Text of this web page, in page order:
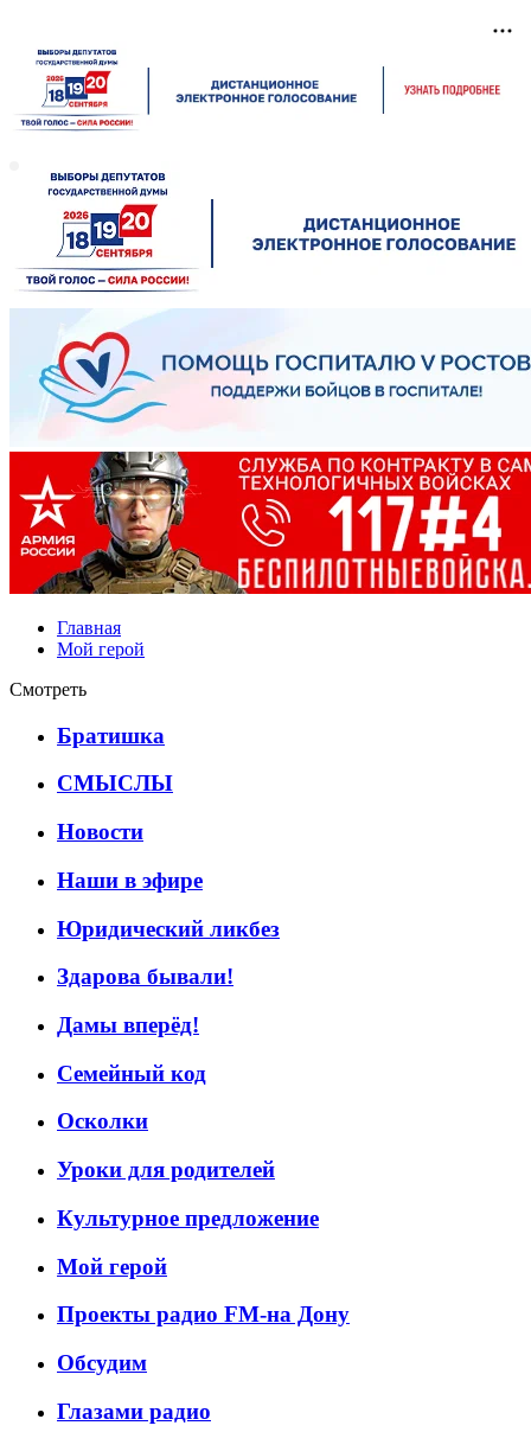
Главная
Мой герой
Смотреть
Братишка
СМЫСЛЫ
Новости
Наши в эфире
Юридический ликбез
Здарова бывали!
Дамы вперёд!
Семейный код
Осколки
Уроки для родителей
Культурное предложение
Мой герой
Проекты радио FM-на Дону
Обсудим
Глазами радио